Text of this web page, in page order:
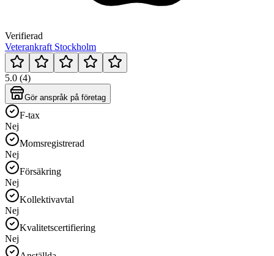
Verifierad
Veterankraft Stockholm
5.0 (4)
Gör anspråk på företag
F-tax
Nej
Momsregistrerad
Nej
Försäkring
Nej
Kollektivavtal
Nej
Kvalitetscertifiering
Nej